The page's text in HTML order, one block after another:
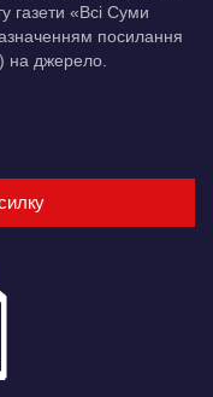
газети «Всі Суми
посилання
на джерело.